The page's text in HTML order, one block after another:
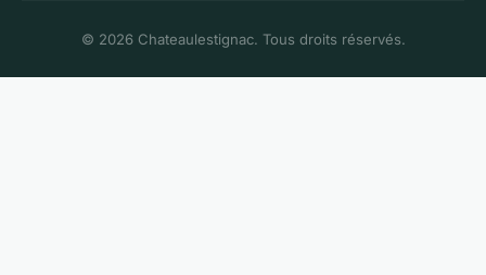
© 2026 Chateaulestignac. Tous droits réservés.